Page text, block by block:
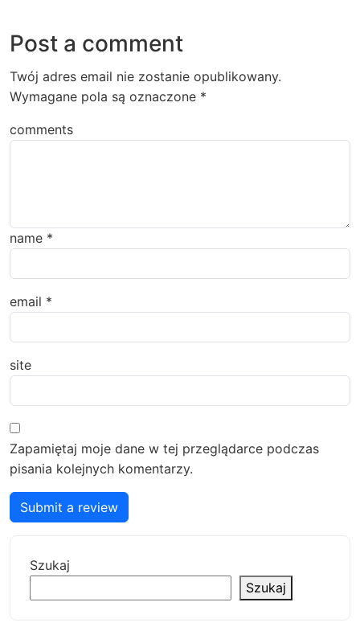
Post a comment
Twój adres email nie zostanie opublikowany.
Wymagane pola są oznaczone *
comments
name *
email *
site
Zapamiętaj moje dane w tej przeglądarce podczas
pisania kolejnych komentarzy.
Submit a review
Szukaj
Szukaj